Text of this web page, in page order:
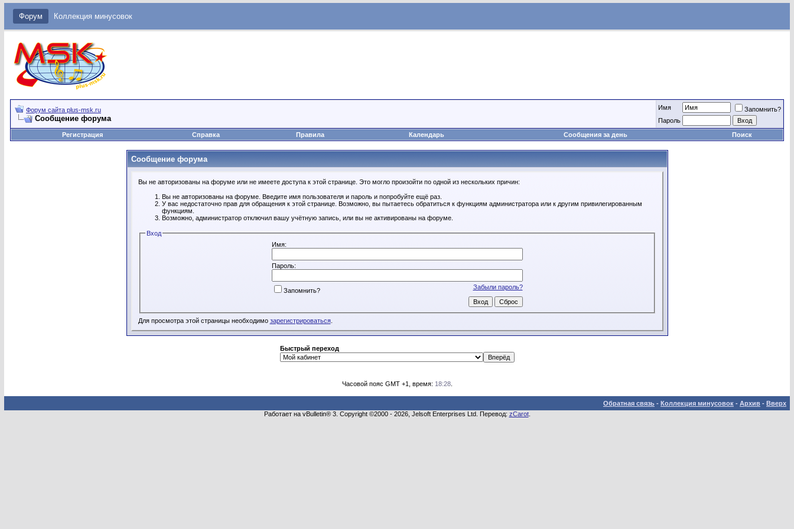
Форум Коллекция минусовок
Форум сайта plus-msk.ru
Сообщение форума
Имя
Запомнить?
Пароль
Регистрация
Справка Правила Календарь Сообщения за день Поиск
Сообщение форума
Вы не авторизованы на форуме или не имеете доступа к этой странице. Это могло произойти по одной из нескольких причин:
Вы не авторизованы на форуме. Введите имя пользователя и пароль и попробуйте ещё раз.
У вас недостаточно прав для обращения к этой странице. Возможно, вы пытаетесь обратиться к функциям администратора или к другим привилегированным
функциям.
Возможно, администратор отключил вашу учётную запись, или вы не активированы на форуме.
Вход
Имя:
Пароль:
Забыли пароль?
Запомнить?
Для просмотра этой страницы необходимо зарегистрироваться.
Быстрый переход
Часовой пояс GMT +1, время: 18:28.
Обратная связь - Коллекция минусовок - Архив - Вверх
Работает на vBulletin® 3. Copyright ©2000 - 2026, Jelsoft Enterprises Ltd. Перевод: zCarot.